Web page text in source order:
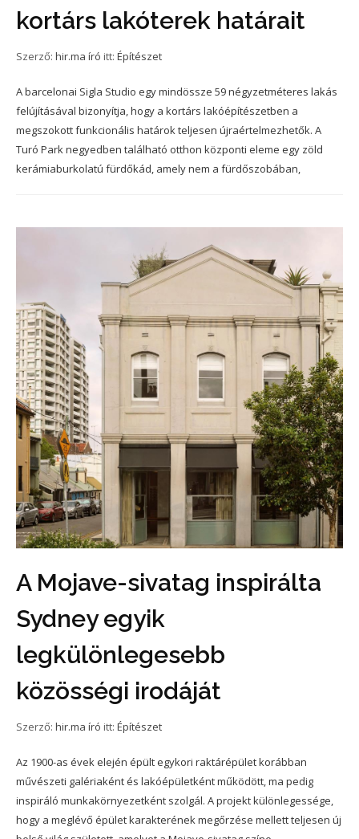
kortárs lakóterek határait
Szerző: hir.ma író itt: Építészet
A barcelonai Sigla Studio egy mindössze 59 négyzetméteres lakás
felújításával bizonyítja, hogy a kortárs lakóépítészetben a
megszokott funkcionális határok teljesen újraértelmezhetők. A
Turó Park negyedben található otthon központi eleme egy zöld
kerámiaburkolatú fürdőkád, amely nem a fürdőszobában,
A Mojave-sivatag inspirálta
Sydney egyik
legkülönlegesebb
közösségi irodáját
Szerző: hir.ma író itt: Építészet
Az 1900-as évek elején épült egykori raktárépület korábban
művészeti galériaként és lakóépületként működött, ma pedig
inspiráló munkakörnyezetként szolgál. A projekt különlegessége,
hogy a meglévő épület karakterének megőrzése mellett teljesen új